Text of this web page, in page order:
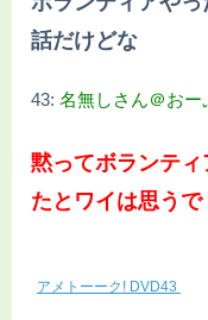
話だけどな
43: 名無しさん＠おー
黙ってボランテ
たとワイは思うで
アメトーーク! DVD43